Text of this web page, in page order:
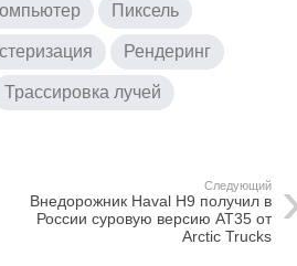
Пиксель
Рендеринг
Трассировка лучей
Следующий
Внедорожник Haval H9 получил в
России суровую версию AT35 от
Arctic Trucks